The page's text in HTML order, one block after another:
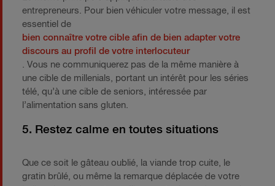
entrepreneurs. Pour bien véhiculer votre message, il est
essentiel de
bien connaître votre cible afin de bien adapter votre
discours au profil de votre interlocuteur
. Vous ne communiquerez pas de la même manière à
une cible de millenials, portant un intérêt pour les séries
télé, qu’à une cible de seniors, intéressée par
l’alimentation sans gluten.
5. Restez calme en toutes situations
Que ce soit le gâteau oublié, la viande trop cuite, le
gratin brûlé, ou même la remarque déplacée de votre